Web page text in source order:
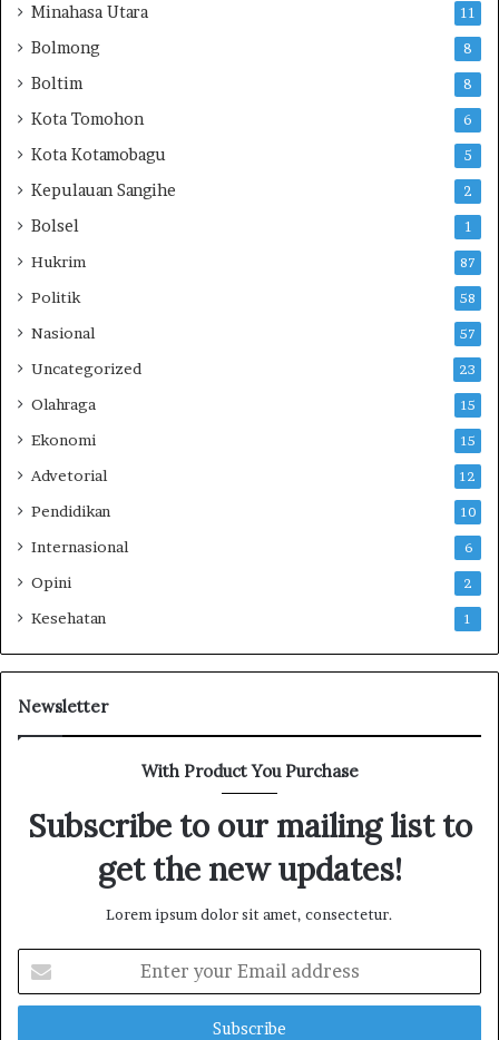
i
I
B
1
S
d
G
i
a
n
Minahasa Utara 11
Bolmong 8
Boltim 8
Kota Tomohon 6
Kota Kotamobagu 5
Kepulauan Sangihe 2
Bolsel 1
Hukrim 87
Politik 58
Nasional 57
Uncategorized 23
Olahraga 15
Ekonomi 15
Advetorial 12
Pendidikan 10
Internasional 6
Opini 2
Kesehatan 1
Newsletter
With Product You Purchase
Subscribe to our mailing list to
get the new updates!
Lorem ipsum dolor sit amet, consectetur.
t